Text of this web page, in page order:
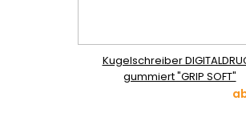
Kugelschreiber
gummiert "GRIP SOFT"